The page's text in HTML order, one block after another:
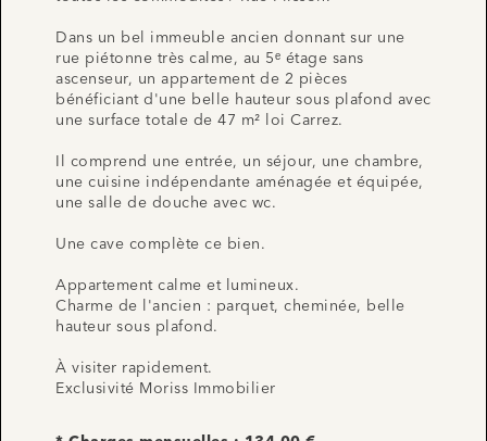
Dans un bel immeuble ancien donnant sur une
rue piétonne très calme, au 5ᵉ étage sans
ascenseur, un appartement de 2 pièces
bénéficiant d'une belle hauteur sous plafond avec
une surface totale de 47 m² loi Carrez.
Il comprend une entrée, un séjour, une chambre,
une cuisine indépendante aménagée et équipée,
une salle de douche avec wc.
Une cave complète ce bien.
Appartement calme et lumineux.
Charme de l'ancien : parquet, cheminée, belle
hauteur sous plafond.
À visiter rapidement.
Exclusivité Moriss Immobilier